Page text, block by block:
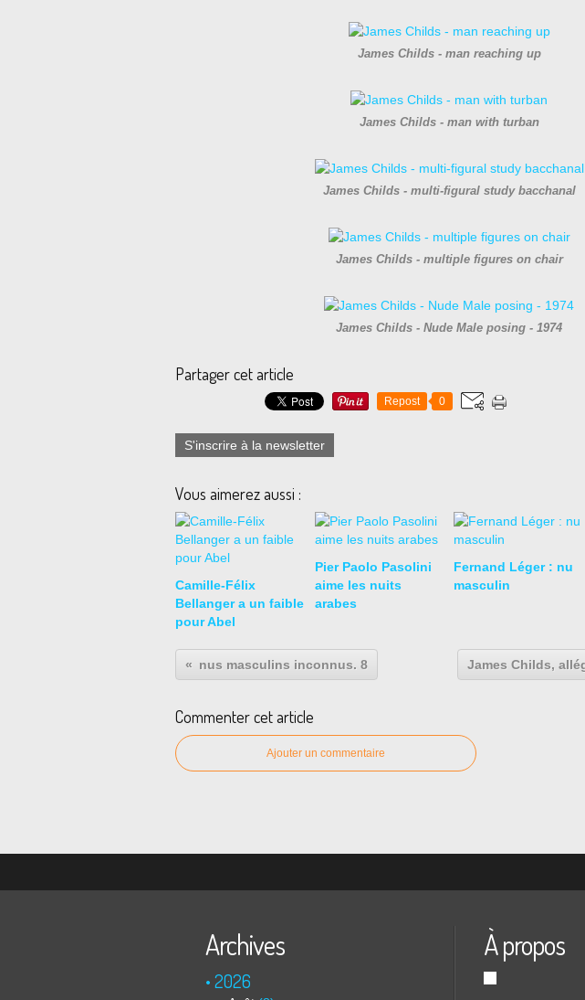
James Childs - man reaching up
James Childs - man with turban
James Childs - multi-figural study bacchanal
James Childs - multiple figures on chair
James Childs - Nude Male posing - 1974
Partager cet article
Repost 0
S'inscrire à la newsletter
Vous aimerez aussi :
Camille-Félix
Bellanger a un faible
pour Abel
Pier Paolo Pasolini
aime les nuits
arabes
Fernand Léger : nu
masculin
nus masculins inconnus. 8 James Childs,
Commenter cet article
Ajouter un commentaire
Archives
2026
À propos